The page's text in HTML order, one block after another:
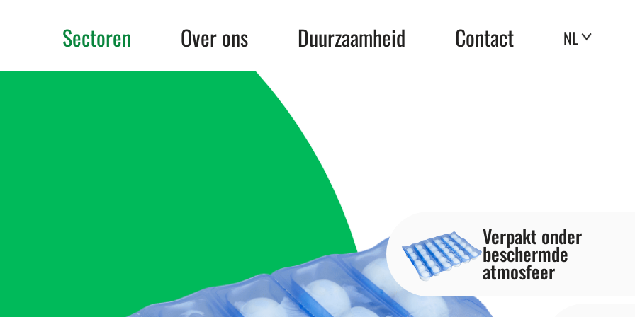
Sectoren Over ons Duurzaamheid Contact NL
Verpakt onder
beschermde
atmosfeer